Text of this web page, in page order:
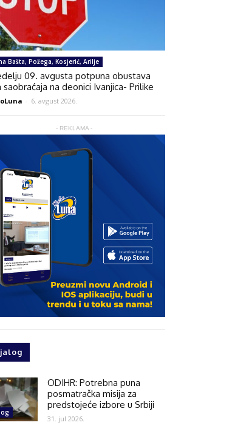
Bašta, Požega, Kosjerić, Arilje
09. avgusta potpuna obustava
saobraćaja na deonici Ivanjica- Prilike
- 6. avgust 2026.
- REKLAMA -
ODIHR: Potrebna puna
posmatračka misija za
predstojeće izbore u Srbiji
31. jul 2026.